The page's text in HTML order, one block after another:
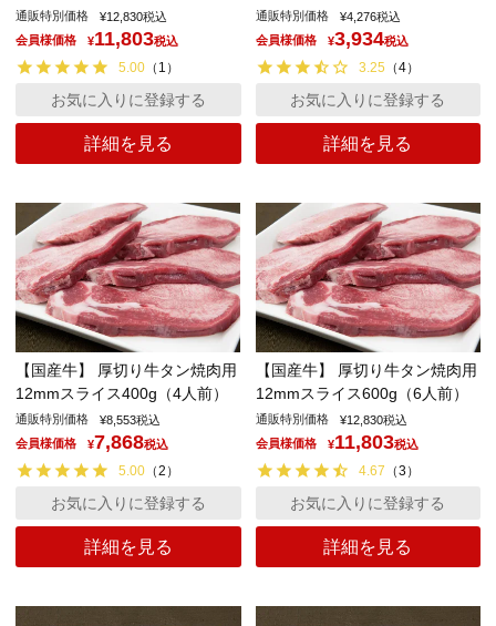
通販特別価格 ¥12,830税込
会員様価格
¥11,803税込
5.00 （ 1 ）
詳細を見る
お気に入りに登録する
通販特別価格 ¥4,276税込
会員様価格
¥3,934税込
3.25 （4）
詳細を見る
お気に入りに登録する
【国産牛】 厚切り牛タン焼肉用
12mmスライス400g（4人前）
通販特別価格 ¥8,553税込
会員様価格
¥7,868税込
5.00 （2 ）
詳細を見る
お気に入りに登録する
【国産牛】 厚切り牛タン焼肉用
12mmスライス600g（6人前）
通販特別価格 ¥12,830税込
会員様価格
¥11,803税込
4.67 （3 ）
詳細を見る
お気に入りに登録する